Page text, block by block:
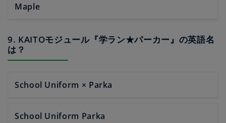
Maple
9. KAITOモジュール『学ラン★パーカー』の英語名
は？
School Uniform × Parka
School Uniform Parka